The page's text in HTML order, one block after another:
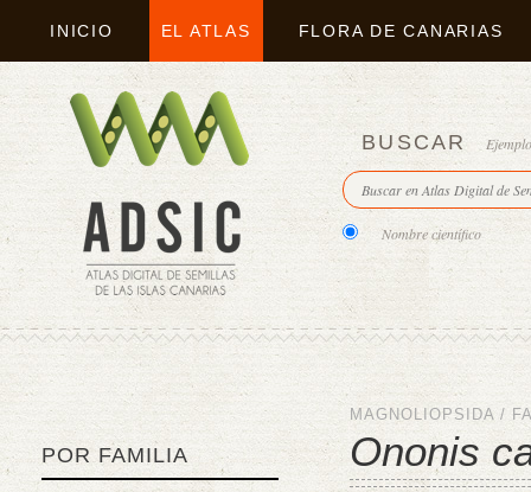
INICIO EL ATLAS FLORA DE CANARIAS
BUSCAR
Nombre científico
POR FAMILIA
MAGNOLIOPSIDA /
Ononis